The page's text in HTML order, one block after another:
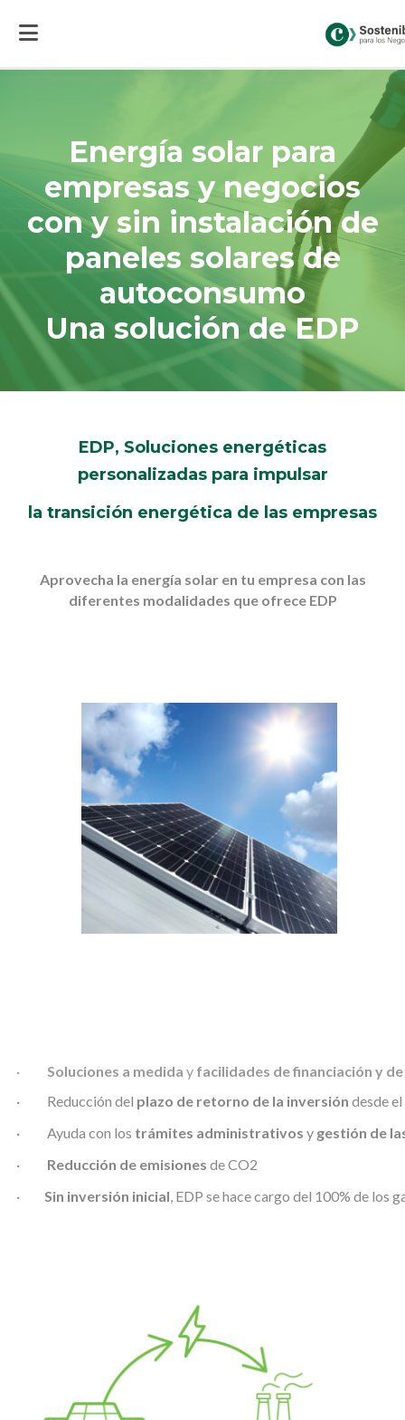
para empresas y negocios con y sin instalación de paneles solares de
Energía solar para
empresas y negocios
con y sin instalación de
paneles solares de
autoconsumo
Una solución de EDP
EDP, Soluciones energéticas
personalizadas para impulsar
la transición energética de las empresas
Aprovecha la energía solar en tu empresa con las
diferentes modalidades que ofrece EDP
· Soluciones a medida y facilidades de financiación y
· Reducción del plazo de retorno de la inversión desde
· Ayuda con los trámites administrativos y gestión de
· Reducción de emisiones de CO2
· Sin inversión inicial, EDP se hace cargo del 100% de los